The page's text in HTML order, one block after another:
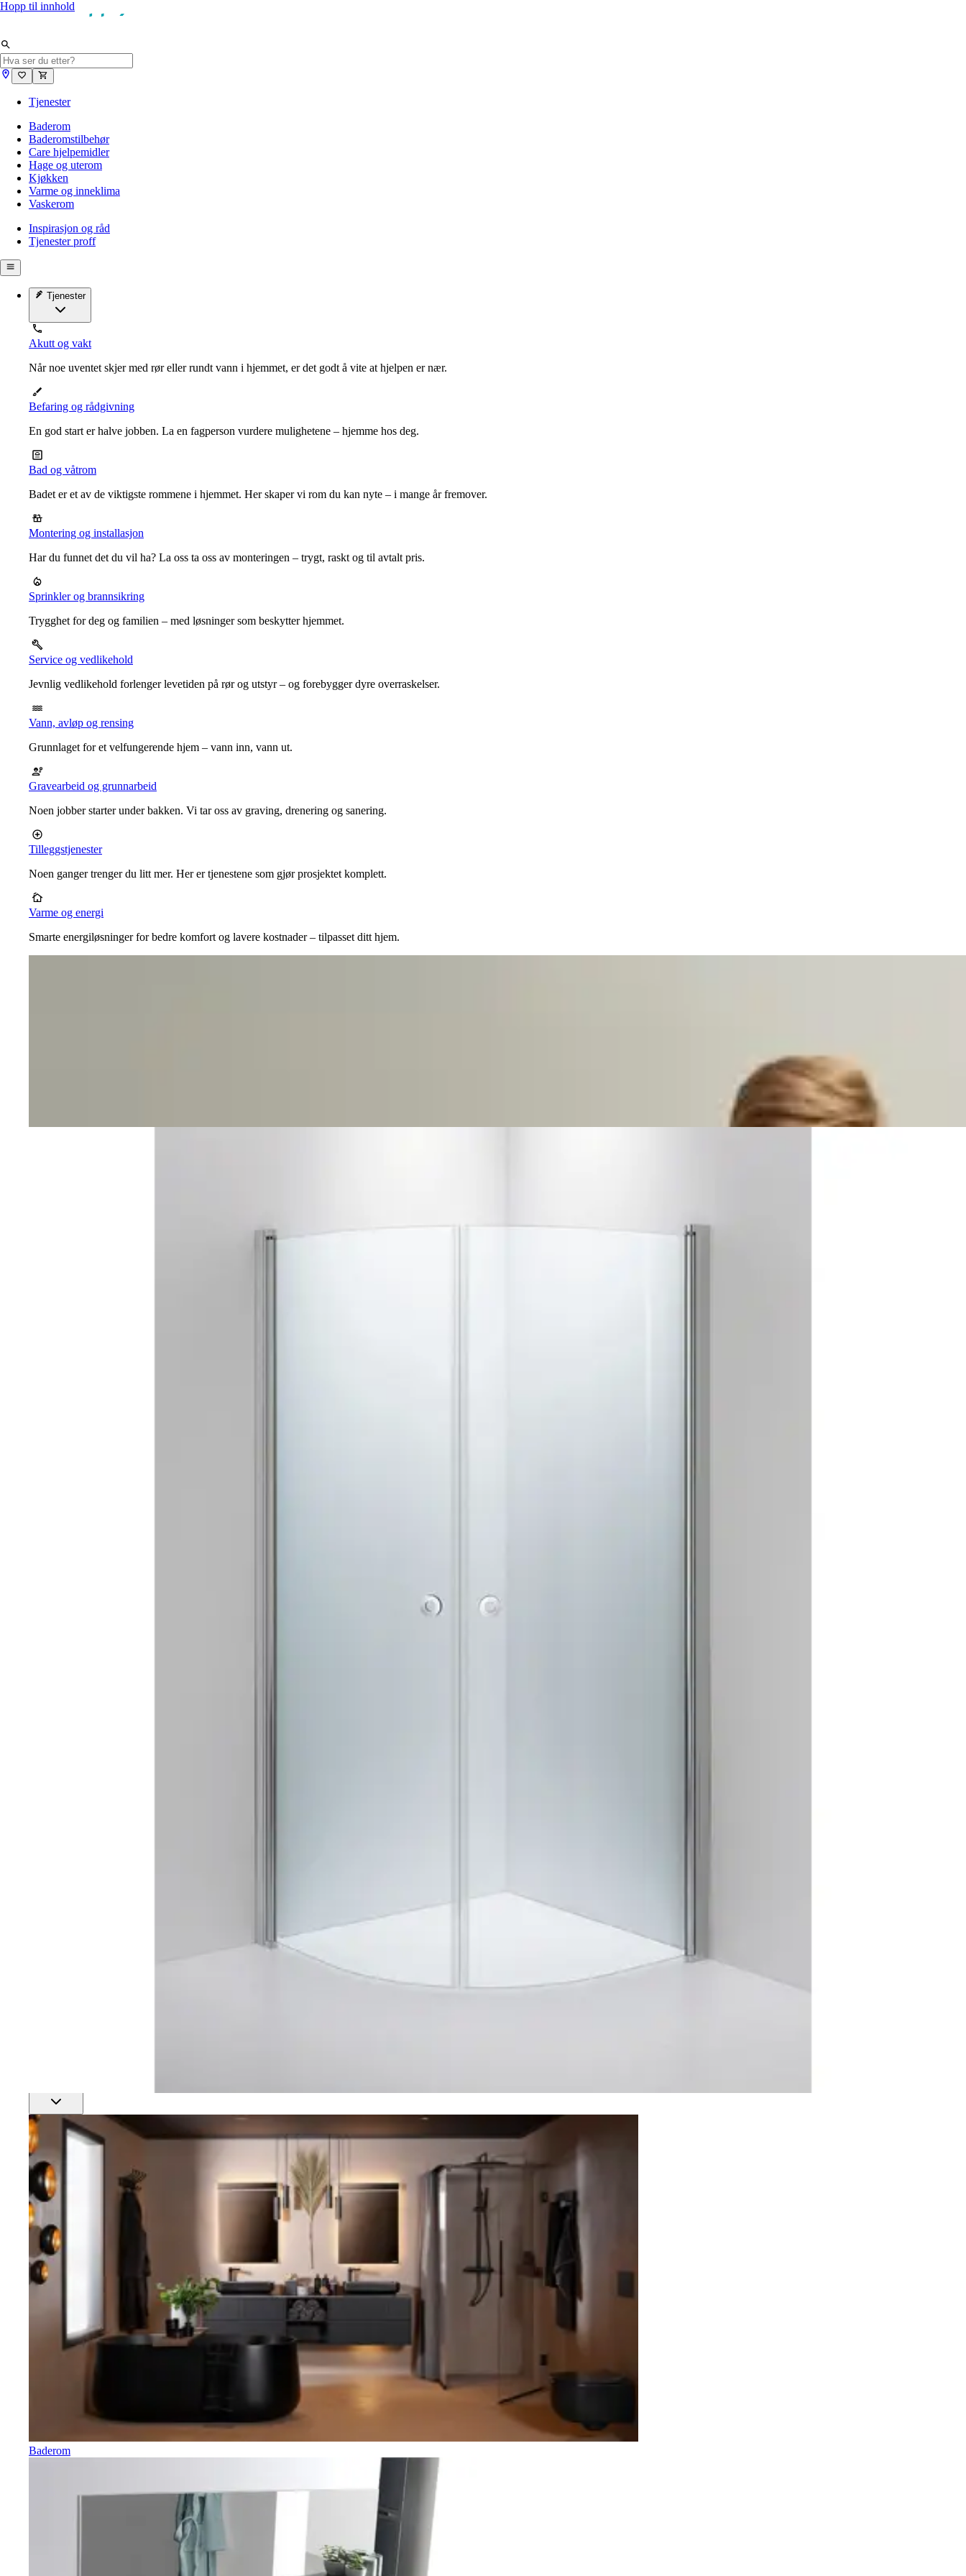
Hopp til innhold
Tjenester
Baderom
Baderomstilbehør
Care hjelpemidler
Hage og uterom
Kjøkken
Varme og inneklima
Vaskerom
Inspirasjon og råd
Tjenester proff
Tjenester
Akutt og vakt
Når noe uventet skjer med rør eller rundt vann i hjemmet, er det godt å vite at hjelpen er nær.
Befaring og rådgivning
En god start er halve jobben. La en fagperson vurdere mulighetene – hjemme hos deg.
Bad og våtrom
Badet er et av de viktigste rommene i hjemmet. Her skaper vi rom du kan nyte – i mange år fremover.
Montering og installasjon
Har du funnet det du vil ha? La oss ta oss av monteringen – trygt, raskt og til avtalt pris.
Sprinkler og brannsikring
Trygghet for deg og familien – med løsninger som beskytter hjemmet.
Service og vedlikehold
Jevnlig vedlikehold forlenger levetiden på rør og utstyr – og forebygger dyre overraskelser.
Vann, avløp og rensing
Grunnlaget for et velfungerende hjem – vann inn, vann ut.
Gravearbeid og grunnarbeid
Noen jobber starter under bakken. Vi tar oss av graving, drenering og sanering.
Tilleggstjenester
Noen ganger trenger du litt mer. Her er tjenestene som gjør prosjektet komplett.
Varme og energi
Smarte energiløsninger for bedre komfort og lavere kostnader – tilpasset ditt hjem.
Baderom